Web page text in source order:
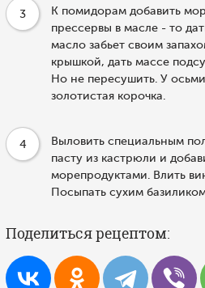
3
К помидорам добавить
прессервы в масле - то
масло забьет своим
крышкой, дать массе
Но не пересушить. У
золотистая корочка.
4
Выловить специальным
пасту из кастрюли и
морепродуктами. Влить
Посыпать сухим
Поделиться рецептом: